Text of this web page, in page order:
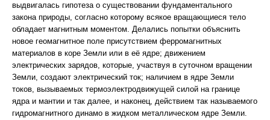
выдвигалась гипотеза о существовании фундаментального
закона природы, согласно которому всякое вращающиеся тело
обладает магнитным моментом. Делались попытки объяснить
новое геомагнитное поле присутствием ферромагнитных
материалов в коре Земли или в её ядре; движением
электрических зарядов, которые, участвуя в суточном вращении
Земли, создают электрический ток; наличием в ядре Земли
токов, вызываемых термоэлектродвижущей силой на границе
ядра и мантии и так далее, и наконец, действием так называемого
гидромагнитного динамо в жидком металлическом ядре Земли.